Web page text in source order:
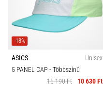
-13%
ASICS
Unisex
5 PANEL CAP - Többszínű
15 190 Ft
10 630 Ft